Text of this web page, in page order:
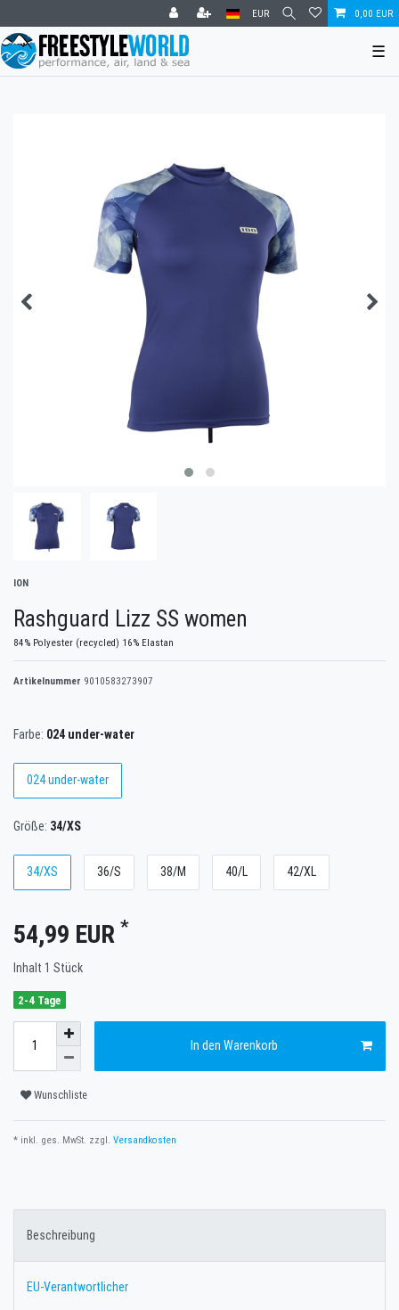
EUR 0,00 EUR
☰
ION
Rashguard Lizz SS women
84% Polyester (recycled) 16% Elastan
Artikelnummer 9010583273907
Farbe: 024 under-water
024 under-water
Größe: 34/XS
34/XS 36/S 38/M 40/L 42/XL
54,99 EUR *
Inhalt 1 Stück
2-4 Tage
In den Warenkorb
Wunschliste
* inkl. ges. MwSt. zzgl. Versandkosten
Beschreibung
EU-Verantwortlicher